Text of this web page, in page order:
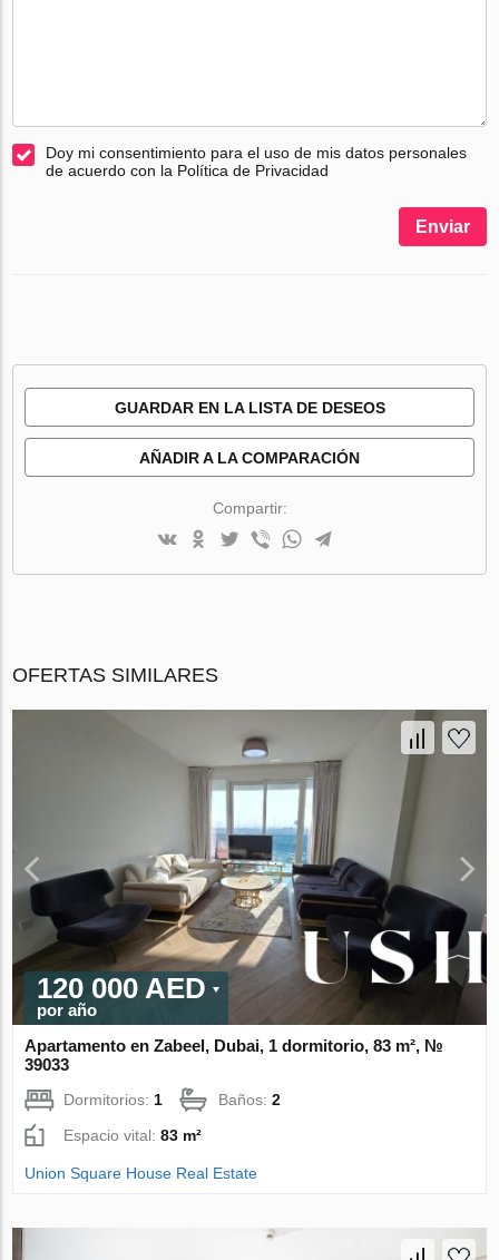
Doy mi consentimiento para el uso de mis datos personales
de acuerdo con la Política de Privacidad
Enviar
GUARDAR EN LA LISTA DE DESEOS
AÑADIR A LA COMPARACIÓN
Compartir:
OFERTAS SIMILARES
120 000 AED
por año
Apartamento en Zabeel, Dubai, 1 dormitorio, 83 m², №
39033
Dormitorios:1 Baños:2
Espacio vital:83 m²
Union Square House Real Estate